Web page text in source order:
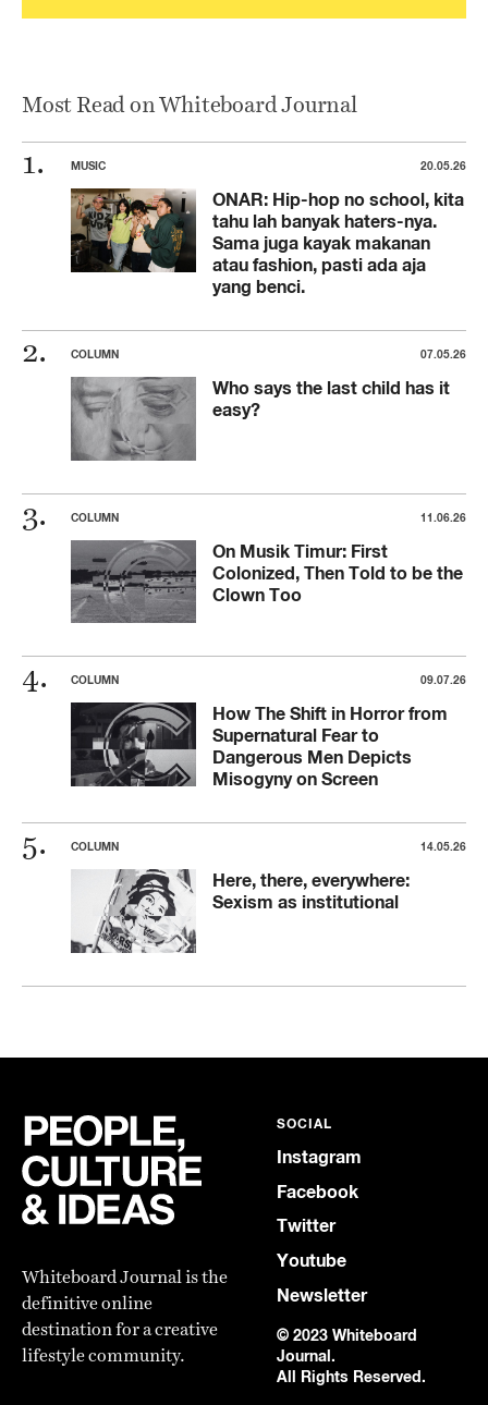
Most Read on Whiteboard Journal
MUSIC 20.05.26
ONAR: Hip-hop no school, kita
tahu lah banyak haters-nya.
Sama juga kayak makanan
atau fashion, pasti ada aja
yang benci.
COLUMN 07.05.26
Who says the last child has it
easy?
COLUMN 11.06.26
On Musik Timur: First
Colonized, Then Told to be the
Clown Too
COLUMN 09.07.26
How The Shift in Horror from
Supernatural Fear to
Dangerous Men Depicts
Misogyny on Screen
COLUMN 14.05.26
Here, there, everywhere:
Sexism as institutional
Whiteboard Journal is the
definitive online
destination for a creative
lifestyle community.
SOCIAL
Instagram
Facebook
Twitter
Youtube
Newsletter
© 2023 Whiteboard
Journal.
All Rights Reserved.